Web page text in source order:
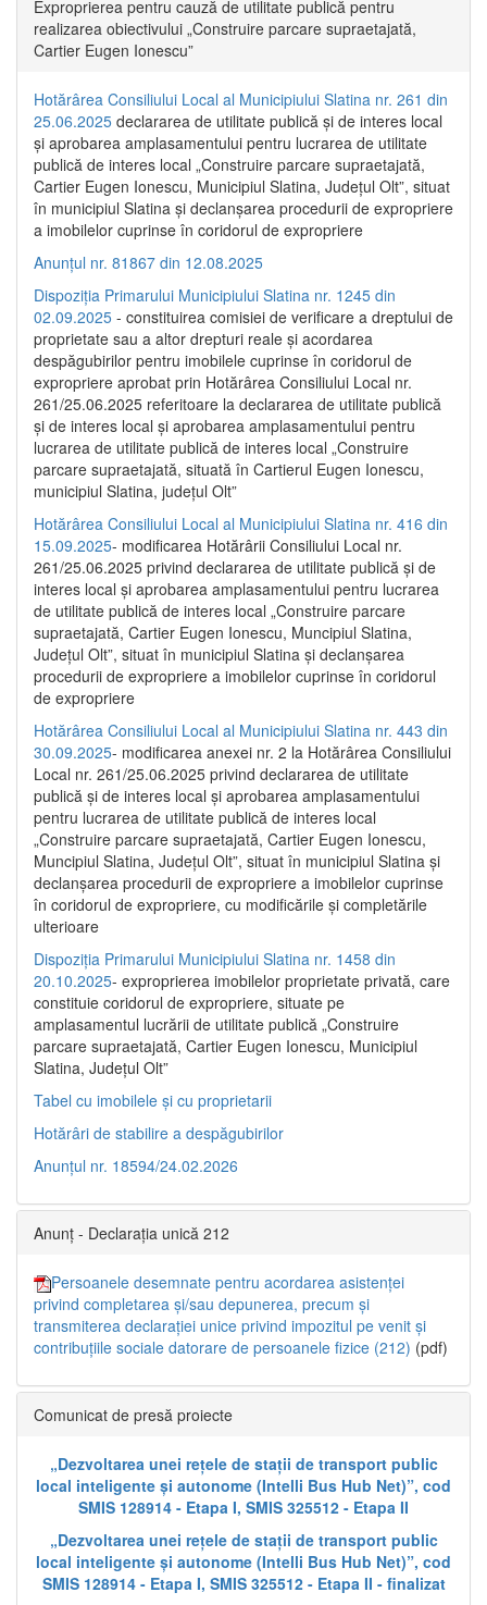
Exproprierea pentru cauză de utilitate publică pentru
realizarea obiectivului „Construire parcare supraetajată,
Cartier Eugen Ionescu”
Hotărârea Consiliului Local al Municipiului Slatina nr. 261 din
25.06.2025 declararea de utilitate publică și de interes local
și aprobarea amplasamentului pentru lucrarea de utilitate
publică de interes local „Construire parcare supraetajată,
Cartier Eugen Ionescu, Municipiul Slatina, Județul Olt”, situat
în municipiul Slatina și declanșarea procedurii de expropriere
a imobilelor cuprinse în coridorul de expropriere
Anunțul nr. 81867 din 12.08.2025
Dispoziția Primarului Municipiului Slatina nr. 1245 din
02.09.2025 - constituirea comisiei de verificare a dreptului de
proprietate sau a altor drepturi reale și acordarea
despăgubirilor pentru imobilele cuprinse în coridorul de
expropriere aprobat prin Hotărârea Consiliului Local nr.
261/25.06.2025 referitoare la declararea de utilitate publică
și de interes local și aprobarea amplasamentului pentru
lucrarea de utilitate publică de interes local „Construire
parcare supraetajată, situată în Cartierul Eugen Ionescu,
municipiul Slatina, județul Olt”
Hotărârea Consiliului Local al Municipiului Slatina nr. 416 din
15.09.2025- modificarea Hotărârii Consiliului Local nr.
261/25.06.2025 privind declararea de utilitate publică și de
interes local și aprobarea amplasamentului pentru lucrarea
de utilitate publică de interes local „Construire parcare
supraetajată, Cartier Eugen Ionescu, Muncipiul Slatina,
Județul Olt”, situat în municipiul Slatina și declanșarea
procedurii de expropriere a imobilelor cuprinse în coridorul
de expropriere
Hotărârea Consiliului Local al Municipiului Slatina nr. 443 din
30.09.2025- modificarea anexei nr. 2 la Hotărârea Consiliului
Local nr. 261/25.06.2025 privind declararea de utilitate
publică şi de interes local şi aprobarea amplasamentului
pentru lucrarea de utilitate publică de interes local
„Construire parcare supraetajată, Cartier Eugen Ionescu,
Muncipiul Slatina, Judeţul Olt”, situat în municipiul Slatina şi
declanşarea procedurii de expropriere a imobilelor cuprinse
în coridorul de expropriere, cu modificările şi completările
ulterioare
Dispoziția Primarului Municipiului Slatina nr. 1458 din
20.10.2025- exproprierea imobilelor proprietate privată, care
constituie coridorul de expropriere, situate pe
amplasamentul lucrării de utilitate publică „Construire
parcare supraetajată, Cartier Eugen Ionescu, Municipiul
Slatina, Județul Olt”
Tabel cu imobilele și cu proprietarii
Hotărâri de stabilire a despăgubirilor
Anunțul nr. 18594/24.02.2026
Anunț - Declarația unică 212
Persoanele desemnate pentru acordarea asistenței
privind completarea și/sau depunerea, precum și
transmiterea declarației unice privind impozitul pe venit și
contribuțiile sociale datorare de persoanele fizice (212) (pdf)
Comunicat de presă proiecte
„Dezvoltarea unei rețele de stații de transport public
local inteligente și autonome (Intelli Bus Hub Net)”, cod
SMIS 128914 - Etapa I, SMIS 325512 - Etapa II
„Dezvoltarea unei rețele de stații de transport public
local inteligente și autonome (Intelli Bus Hub Net)”, cod
SMIS 128914 - Etapa I, SMIS 325512 - Etapa II - finalizat